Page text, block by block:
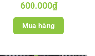
600.000₫
Mua hàng